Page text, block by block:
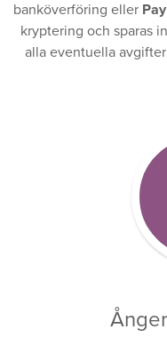
banköverföring eller
kryptering och sparas
alla eventuella